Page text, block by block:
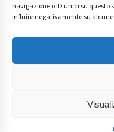
navigazione o ID unici su questo
influire negativamente su